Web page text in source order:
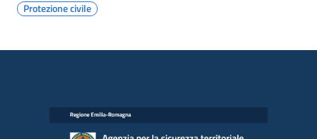
Protezione civile